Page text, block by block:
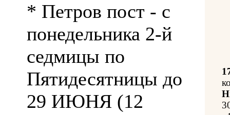
* Петров пост - с
понедельника 2-й
седмицы по
Пятидесятницы до
29 ИЮНЯ (12